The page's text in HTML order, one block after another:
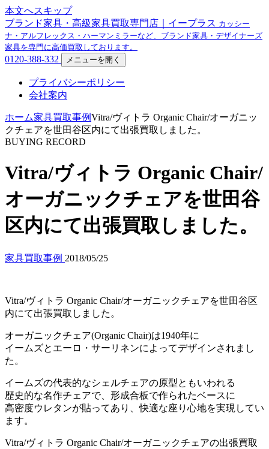
本文へスキップ
ブランド家具・高級家具買取専門店｜イープラス カッシー
ナ・アルフレックス・ハーマンミラーなど、ブランド家具・デザイナーズ
家具を専門に高価買取しております。
0120-388-332 メニューを開く
プライバシーポリシー
会社案内
ホーム家具買取事例Vitra/ヴィトラ Organic Chair/オーガニッ
クチェアを世田谷区内にて出張買取しました。
BUYING RECORD
Vitra/ヴィトラ Organic Chair/
オーガニックチェアを世田谷
区内にて出張買取しました。
家具買取事例 2018/05/25
Vitra/ヴィトラ Organic Chair/オーガニックチェアを世田谷区
内にて出張買取しました。
オーガニックチェア(Organic Chair)は1940年に
イームズとエーロ・サーリネンによってデザインされまし
た。
イームズの代表的なシェルチェアの原型ともいわれる
歴史的な名作チェアで、形成合板で作られたベースに
高密度ウレタンが貼ってあり、快適な座り心地を実現してい
ます。
Vitra/ヴィトラ Organic Chair/オーガニックチェアの出張買取